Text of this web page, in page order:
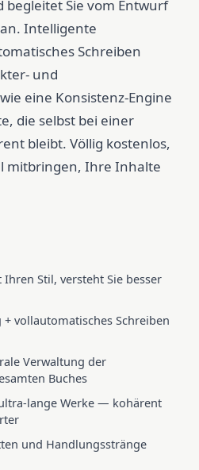
Sie vom Entwurf
Intelligente
Schreiben
und
eine Konsistenz-Engine
die selbst bei einer
bleibt. Völlig kostenlos,
mitbringen, Ihre Inhalte
Stil, versteht Sie besser
vollautomatisches Schreiben
Verwaltung der
Buches
lange Werke — kohärent
und Handlungsstränge